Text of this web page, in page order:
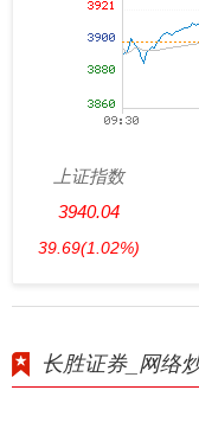
上证指数
3940.04
39.69(1.02%)
长胜证券_网络